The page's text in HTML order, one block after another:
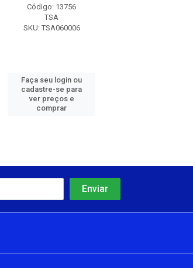
Código: 13756
TSA
SKU: TSA060006
Faça seu login ou
cadastre-se para
ver preços e
comprar